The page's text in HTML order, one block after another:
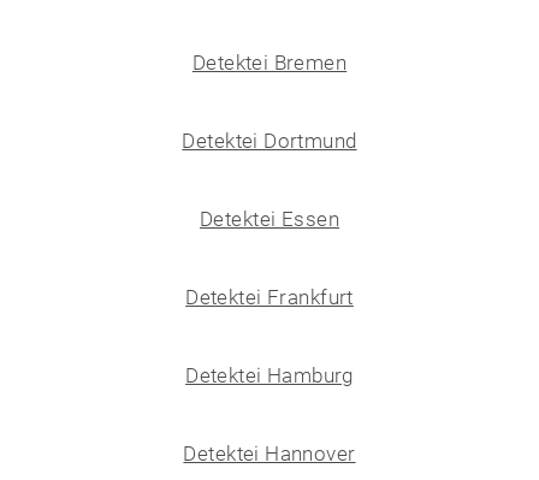
Detektei Bremen
Detektei Dortmund
Detektei Essen
Detektei Frankfurt
Detektei Hamburg
Detektei Hannover